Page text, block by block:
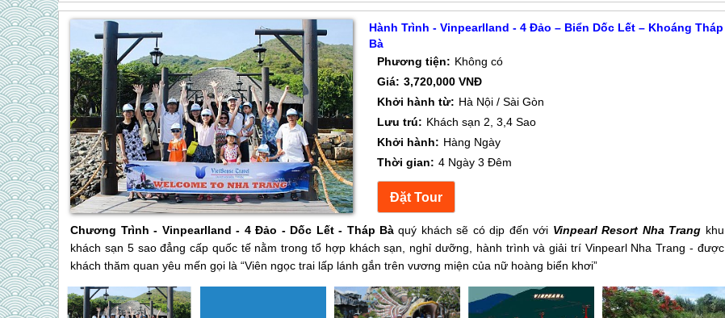
Hành Trình - Vinpearlland - 4 Đảo – Biển Dốc Lết – Khoáng Tháp
Bà
Phương tiện: Không có
Giá: 3,720,000 VNĐ
Khởi hành từ: Hà Nội / Sài Gòn
Lưu trú: Khách sạn 2, 3,4 Sao
Khởi hành: Hàng Ngày
Thời gian: 4 Ngày 3 Đêm
Chương Trình - Vinpearlland - 4 Đảo - Dốc Lết - Tháp Bà quý khách sẽ có dịp đến với Vinpearl Resort Nha Trang khu
khách sạn 5 sao đẳng cấp quốc tế nằm trong tổ hợp khách sạn, nghỉ dưỡng, hành trình và giải trí Vinpearl Nha Trang - được
khách thăm quan yêu mến gọi là “Viên ngọc trai lấp lánh gắn trên vương miện của nữ hoàng biển khơi”